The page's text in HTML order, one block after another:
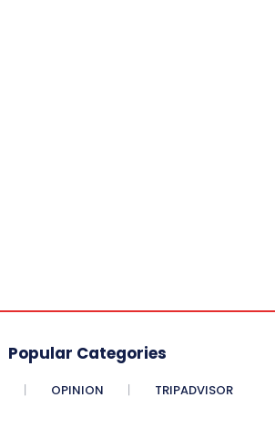
Popular Categories
OPINION TRIPADVISOR